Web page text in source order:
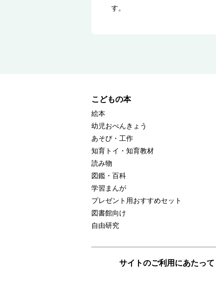
す。
こどもの本
絵本
幼児おべんきょう
あそび・工作
知育トイ・知育教材
読み物
図鑑・百科
学習まんが
プレゼント用おすすめセット
図書館向け
自由研究
サイトのご利用にあたって